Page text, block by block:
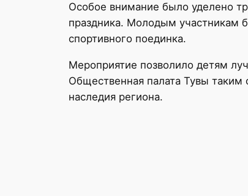
Особое внимание было уделено
праздника. Молодым участникам
спортивного поединка.
Мероприятие позволило детям
Общественная палата Тувы
наследия региона.